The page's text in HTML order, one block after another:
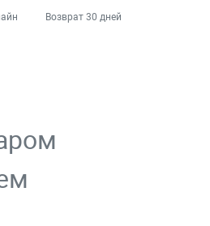
Возврат 30 дней